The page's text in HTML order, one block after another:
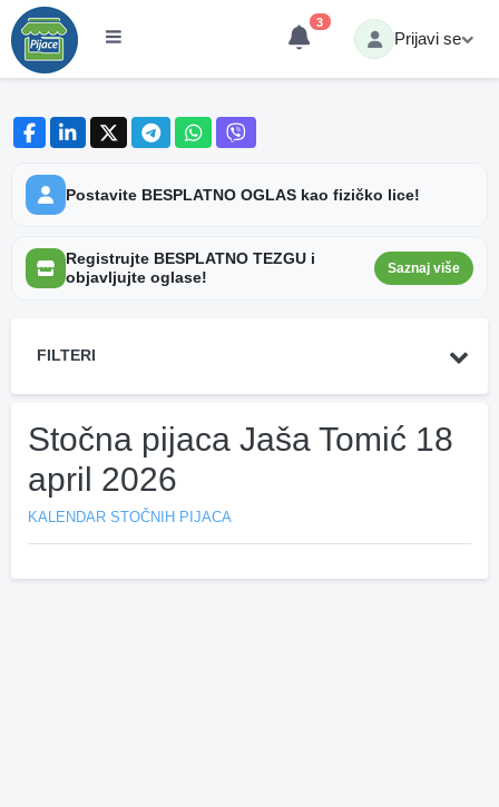
3
Prijavi se
Postavite BESPLATNO OGLAS kao fizičko lice!
Registrujte BESPLATNO TEZGU i
objavljujte oglase!
Saznaj više
FILTERI
Stočna pijaca Jaša Tomić 18
april 2026
KALENDAR STOČNIH PIJACA